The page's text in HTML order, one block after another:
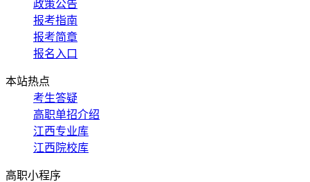
政策公告
报考指南
报考简章
报名入口
本站热点
考生答疑
高职单招介绍
江西专业库
江西院校库
高职小程序